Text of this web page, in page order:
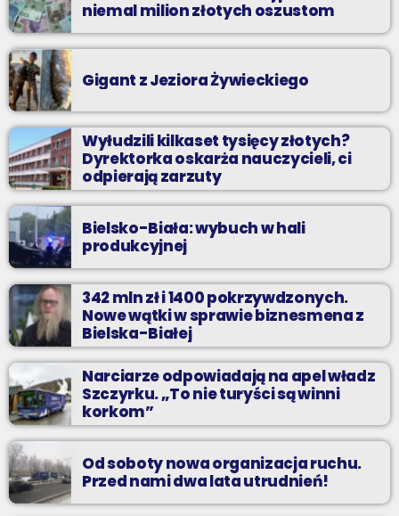
niemal milion złotych oszustom
Gigant z Jeziora Żywieckiego
Wyłudzili kilkaset tysięcy złotych?
Dyrektorka oskarża nauczycieli, ci
odpierają zarzuty
Bielsko-Biała: wybuch w hali
produkcyjnej
342 mln zł i 1400 pokrzywdzonych.
Nowe wątki w sprawie biznesmena z
Bielska-Białej
Narciarze odpowiadają na apel władz
Szczyrku. „To nie turyści są winni
korkom”
Od soboty nowa organizacja ruchu.
Przed nami dwa lata utrudnień!